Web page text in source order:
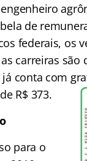
de
federais, os
carreiras são
conta com
R$ 373.
para o